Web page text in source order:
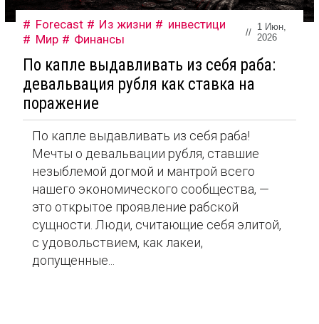
Forecast Из жизни
инвестици
Мир
Финансы // 1 Июн,
2026
По капле выдавливать из себя раба:
девальвация рубля как ставка на
поражение
По капле выдавливать из себя раба!
Мечты о девальвации рубля, ставшие
незыблемой догмой и мантрой всего
нашего экономического сообщества, —
это открытое проявление рабской
сущности. Люди, считающие себя элитой,
с удовольствием, как лакеи,
допущенные...